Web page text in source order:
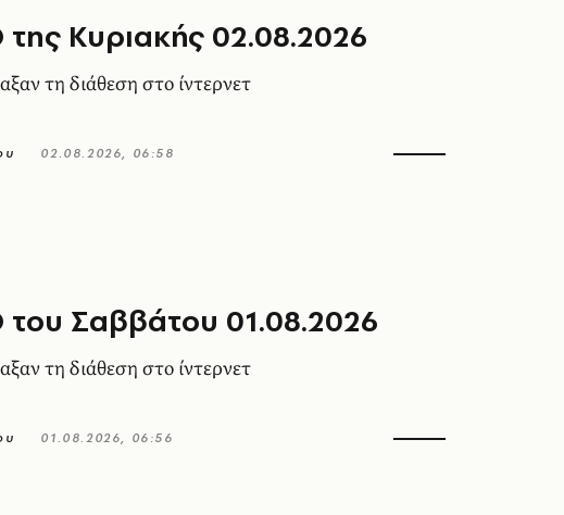
της Κυριακής 02.08.2026
τη διάθεση στο ίντερνετ
02.08.2026, 06:58
του Σαββάτου 01.08.2026
τη διάθεση στο ίντερνετ
01.08.2026, 06:56